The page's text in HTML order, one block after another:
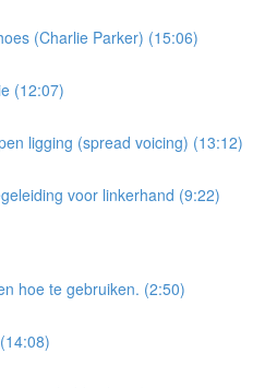
(Charlie Parker) (15:06)
(12:07)
ligging (spread voicing) (13:12)
voor linkerhand (9:22)
hoe te gebruiken. (2:50)